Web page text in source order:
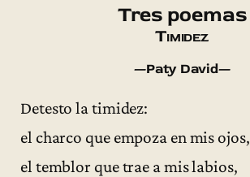
Tres poemas
Timidez
—Paty David—
Detesto la timidez:
el charco que empoza en mis ojos,
el temblor que trae a mis labios,